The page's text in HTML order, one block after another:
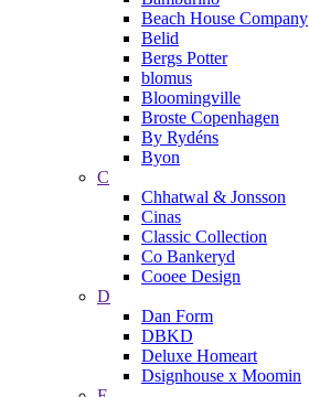
Beach House Company
Belid
Bergs Potter
blomus
Bloomingville
Broste Copenhagen
By Rydéns
Byon
C
Chhatwal & Jonsson
Cinas
Classic Collection
Co Bankeryd
Cooee Design
D
Dan Form
DBKD
Deluxe Homeart
Dsignhouse x Moomin